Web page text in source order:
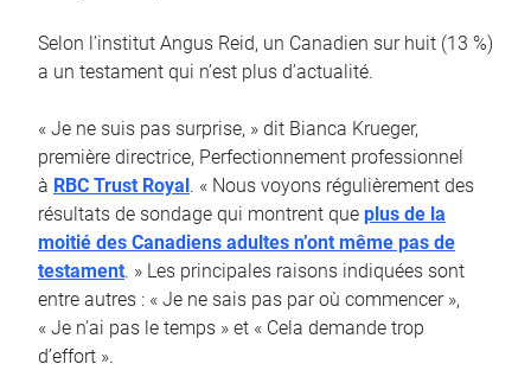
Selon l’institut Angus Reid, un Canadien sur huit (13 %)
a un testament qui n’est plus d’actualité.
« Je ne suis pas surprise, » dit Bianca Krueger,
première directrice, Perfectionnement professionnel
à RBC Trust Royal . « Nous voyons régulièrement des
résultats de sondage qui montrent que plus de la
moitié des Canadiens adultes n’ont même pas de
testament. » Les principales raisons indiquées sont
entre autres : « Je ne sais pas par où commencer »,
« Je n’ai pas le temps » et « Cela demande trop
d’effort ».